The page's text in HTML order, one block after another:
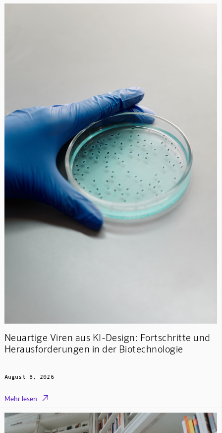
Neuartige Viren aus KI-Design: Fortschritte und
Herausforderungen in der Biotechnologie
August 8, 2026
Mehr lesen 